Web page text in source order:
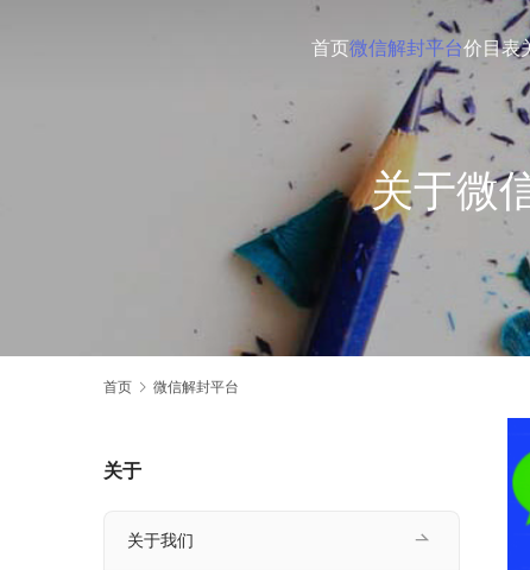
首页微信解封平台价目表
关于微
首页 微信解封平台
关于
关于我们